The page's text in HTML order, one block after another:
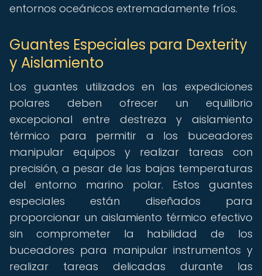
entornos oceánicos extremadamente fríos.
Guantes Especiales para Dexterity
y Aislamiento
Los guantes utilizados en las expediciones
polares deben ofrecer un equilibrio
excepcional entre destreza y aislamiento
térmico para permitir a los buceadores
manipular equipos y realizar tareas con
precisión, a pesar de las bajas temperaturas
del entorno marino polar. Estos guantes
especiales están diseñados para
proporcionar un aislamiento térmico efectivo
sin comprometer la habilidad de los
buceadores para manipular instrumentos y
realizar tareas delicadas durante las